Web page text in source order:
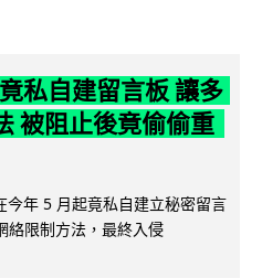
私自建留言板 讓多
被阻止後竟偷偷重
年 5 月起竟私自建立秘密留言
絡限制方法，最終入侵